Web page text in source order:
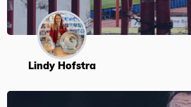
Lindy Hofstra